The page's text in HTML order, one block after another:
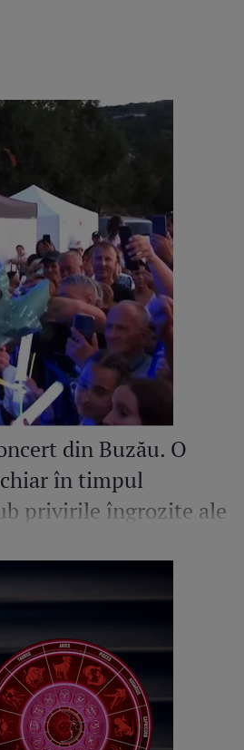
din Buzău. O
în timpul
privirile îngrozite ale